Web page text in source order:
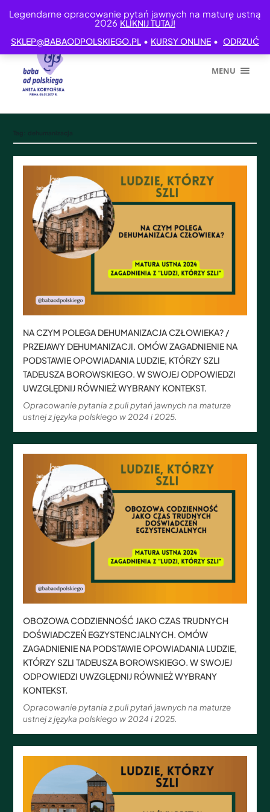
Legendarne opracowanie pytań jawnych na maturę ustną
2026 KLIKNIJ TUTAJ!
SKLEP@BABAODPOLSKIEGO.PL • KURSY ONLINE • ODRZUĆ
MENU
NA CZYM POLEGA DEHUMANIZACJA CZŁOWIEKA? /
PRZEJAWY DEHUMANIZACJI. OMÓW ZAGADNIENIE NA
PODSTAWIE OPOWIADANIA LUDZIE, KTÓRZY SZLI
TADEUSZA BOROWSKIEGO. W SWOJEJ ODPOWIEDZI
UWZGLĘDNIJ RÓWNIEŻ WYBRANY KONTEKST.
Opracowanie pytania z puli pytań jawnych na maturze
ustnej z języka polskiego w 2024 i 2025.
OBOZOWA CODZIENNOŚĆ JAKO CZAS TRUDNYCH
DOŚWIADCZEŃ EGZYSTENCJALNYCH. OMÓW
ZAGADNIENIE NA PODSTAWIE OPOWIADANIA LUDZIE,
KTÓRZY SZLI TADEUSZA BOROWSKIEGO. W SWOJEJ
ODPOWIEDZI UWZGLĘDNIJ RÓWNIEŻ WYBRANY
KONTEKST.
Opracowanie pytania z puli pytań jawnych na maturze
ustnej z języka polskiego w 2024 i 2025.